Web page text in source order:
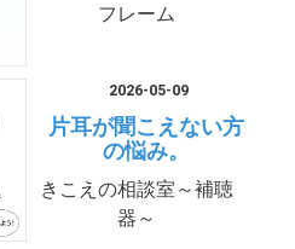
フレーム
2026-05-09
片耳が聞こえない方
の悩み。
きこえの相談室～補聴
器～